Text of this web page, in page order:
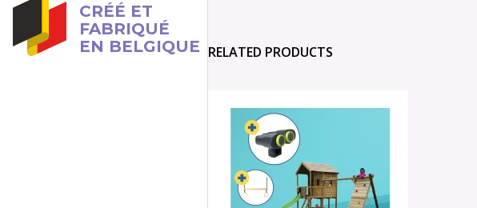
CRÉÉ ET
FABRIQUÉ
EN BELGIQUE RELATED PRODUCTS